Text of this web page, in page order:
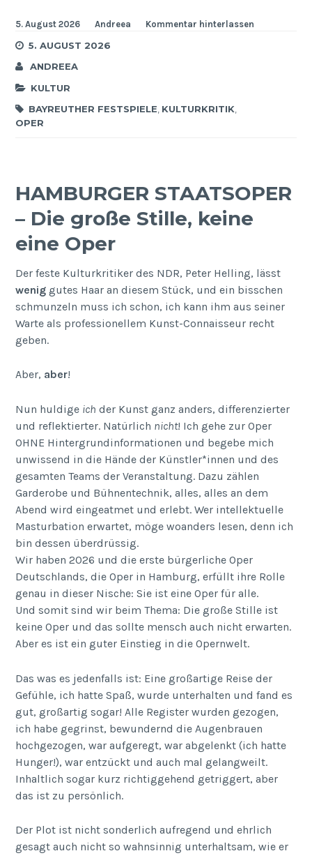
5. August 2026 Andreea Kommentar hinterlassen
5. AUGUST 2026
ANDREEA
KULTUR
BAYREUTHER FESTSPIELE KULTURKRITIK
OPER
HAMBURGER STAATSOPER
– Die große Stille, keine
eine Oper
Der feste Kulturkritiker des NDR, Peter Helling, lässt
wenig gutes Haar an diesem Stück, und ein bisschen
schmunzeln muss ich schon, ich kann ihm aus seiner
Warte als professionellem Kunst-Connaisseur recht
geben.
Aber, aber!
Nun huldige ich der Kunst ganz anders, differenzierter
und reflektierter. Natürlich nicht! Ich gehe zur Oper
OHNE Hintergrundinformationen und begebe mich
unwissend in die Hände der Künstler*innen und des
gesamten Teams der Veranstaltung. Dazu zählen
Garderobe und Bühnentechnik, alles, alles an dem
Abend wird eingeatmet und erlebt. Wer intellektuelle
Masturbation erwartet, möge woanders lesen, denn ich
bin dessen überdrüssig.
Wir haben 2026 und die erste bürgerliche Oper
Deutschlands, die Oper in Hamburg, erfüllt ihre Rolle
genau in dieser Nische: Sie ist eine Oper für alle.
Und somit sind wir beim Thema: Die große Stille ist
keine Oper und das sollte mensch auch nicht erwarten.
Aber es ist ein guter Einstieg in die Opernwelt.
Das was es jedenfalls ist: Eine großartige Reise der
Gefühle, ich hatte Spaß, wurde unterhalten und fand es
gut, großartig sogar! Alle Register wurden gezogen,
ich habe gegrinst, bewundernd die Augenbrauen
hochgezogen, war aufgeregt, war abgelenkt (ich hatte
Hunger!), war entzückt und auch mal gelangweilt.
Inhaltlich sogar kurz richtiggehend getriggert, aber
das ist zu persönlich.
Der Plot ist nicht sonderlich aufregend und ehrlich
gesagt auch nicht so wahnsinnig unterhaltsam, wie er